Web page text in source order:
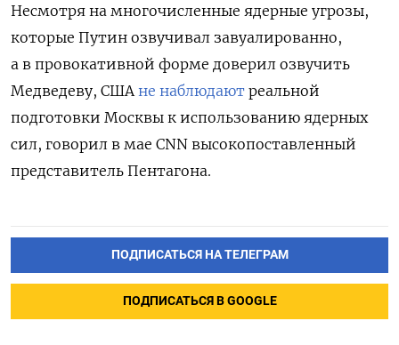
Несмотря на многочисленные ядерные угрозы,
которые Путин озвучивал завуалированно,
а в провокативной форме доверил озвучить
Медведеву, США не наблюдают реальной
подготовки Москвы к использованию ядерных
сил, говорил в мае CNN высокопоставленный
представитель Пентагона.
ПОДПИСАТЬСЯ НА ТЕЛЕГРАМ
ПОДПИСАТЬСЯ В GOOGLE